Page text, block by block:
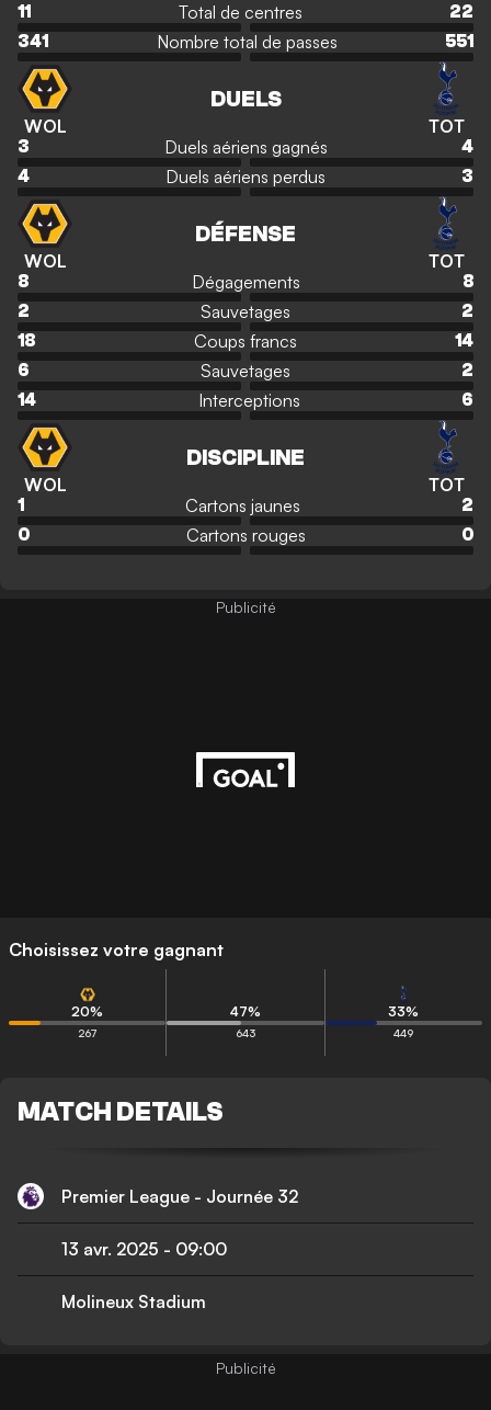
11 Total de centres
22
341
Nombre total de passes 551
WOL
DUELS
TOT
3 Duels aériens gagnés
4
4
Duels aériens perdus 3
WOL
DÉFENSE
TOT
8 Dégagements
8
2
Sauvetages
2
18
Coups francs
14
6
Sauvetages
2
14
Interceptions 6
WOL
DISCIPLINE
TOT
1 Cartons jaunes
2
0
Cartons rouges 0
Choisissez votre gagnant
20%
267
47%
643
33%
449
MATCH DETAILS
Premier League - Journée 32
13 avr. 2025 - 09:00
Molineux Stadium
Publicité